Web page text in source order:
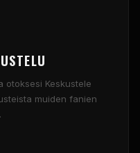
otoksesi Keskustele
muiden fanien